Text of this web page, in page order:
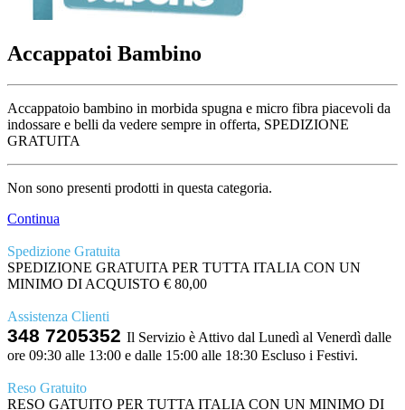
Accappatoi Bambino
Accappatoio bambino in morbida spugna e micro fibra piacevoli da
indossare e belli da vedere sempre in offerta, SPEDIZIONE
GRATUITA
Non sono presenti prodotti in questa categoria.
Continua
Spedizione Gratuita
SPEDIZIONE GRATUITA PER TUTTA ITALIA CON UN
MINIMO DI ACQUISTO € 80,00
Assistenza Clienti
348 7205352 Il Servizio è Attivo dal Lunedì al Venerdì dalle
ore 09:30 alle 13:00 e dalle 15:00 alle 18:30 Escluso i Festivi.
Reso Gratuito
RESO GATUITO PER TUTTA ITALIA CON UN MINIMO DI